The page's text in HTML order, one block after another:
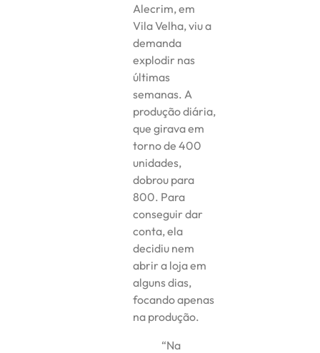
Alecrim, em
Vila Velha, viu a
demanda
explodir nas
últimas
semanas. A
produção diária,
que girava em
torno de 400
unidades,
dobrou para
800. Para
conseguir dar
conta, ela
decidiu nem
abrir a loja em
alguns dias,
focando apenas
na produção.
“Na